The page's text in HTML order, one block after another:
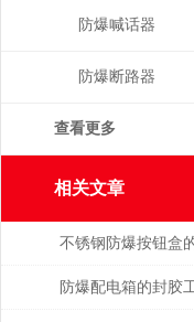
防爆喊话器
防爆断路器
查看更多
相关文章
不锈钢防爆按钮盒
用与维修
防爆配电箱的封胶